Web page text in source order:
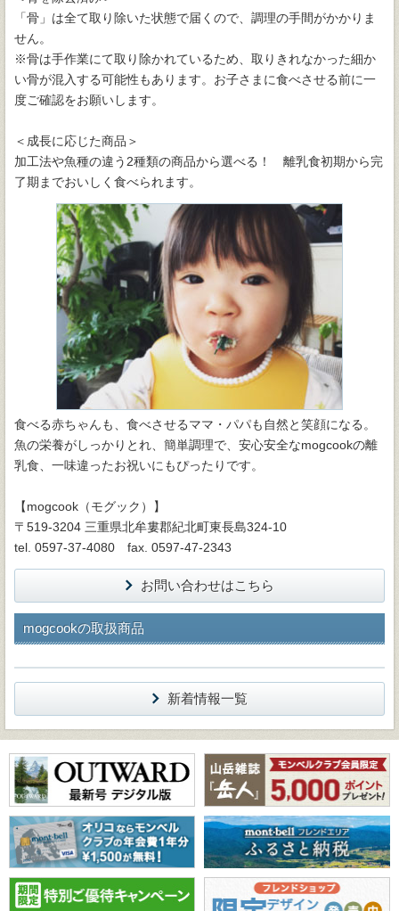
「骨」は全て取り除いた状態で届くので、調理の手間がかかりま
せん。
※骨は手作業にて取り除かれているため、取りきれなかった細か
い骨が混入する可能性もあります。お子さまに食べさせる前に一
度ご確認をお願いします。
＜成長に応じた商品＞
加工法や魚種の違う2種類の商品から選べる！ 離乳食初期から完
了期までおいしく食べられます。
食べる赤ちゃんも、食べさせるママ・パパも自然と笑顔になる。
魚の栄養がしっかりとれ、簡単調理で、安心安全なmogcookの離
乳食、一味違ったお祝いにもぴったりです。
【mogcook（モグック）】
〒519-3204 三重県北牟婁郡紀北町東長島324-10
tel. 0597-37-4080 fax. 0597-47-2343
お問い合わせはこちら
mogcookの取扱商品
新着情報一覧